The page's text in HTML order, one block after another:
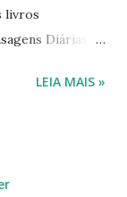
livros
Diárias da
(15) 99765-
LEIA MAIS »